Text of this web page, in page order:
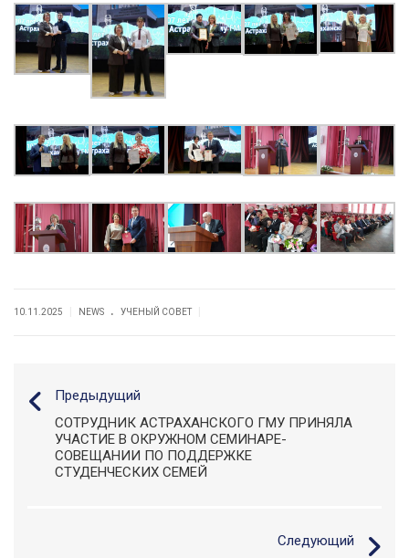
10.11.2025 NEWS . УЧЕНЫЙ СОВЕТ
Предыдущий
СОТРУДНИК АСТРАХАНСКОГО ГМУ ПРИНЯЛА
УЧАСТИЕ В ОКРУЖНОМ СЕМИНАРЕ-
СОВЕЩАНИИ ПО ПОДДЕРЖКЕ
СТУДЕНЧЕСКИХ СЕМЕЙ
Следующий